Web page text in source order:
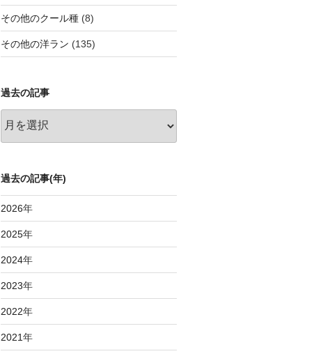
その他のクール種(8)
その他の洋ラン (135)
過去の記事
去
事
過去の記事(年)
2026年
2025年
2024年
2023年
2022年
2021年